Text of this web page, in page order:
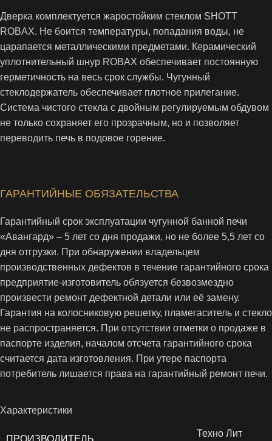
Дверка комплектуется жаростойким стеклом SHOTT
ROBAX. Не боится температуры, попадания воды, не
царапается металлическими предметами. Керамический
уплотнительный шнур ROBAX обеспечивает постоянную
герметичность на весь срок службы. Чугунный
стеклодержатель обеспечивает плотное прилегание.
Система чистого стекла с двойным регулируемым обдувом
не только сохраняет его прозрачным, но и позволяет
переводить печь в подовое горение.
ГАРАНТИЙНЫЕ ОБЯЗАТЕЛЬСТВА
Гарантийный срок эксплуатации чугунной банной печи
«Авангард» – 5 лет со дня продажи, но не более 5,5 лет со
дня отгрузки. При обнаружении владельцем
производственных дефектов в течение гарантийного срока
предприятие-изготовитель обязуется безвозмездно
произвести ремонт дефектной детали или её замену.
Гарантия на колосниковую решетку, пламегаситель и стекло
не распространяется. При отсутствии отметки о продаже в
паспорте изделия, началом отсчета гарантийного срока
считается дата изготовления. При утере паспорта
потребитель лишается права на гарантийный ремонт печи.
Характеристики
ПРОИЗВОДИТЕЛЬ
Техно Лит